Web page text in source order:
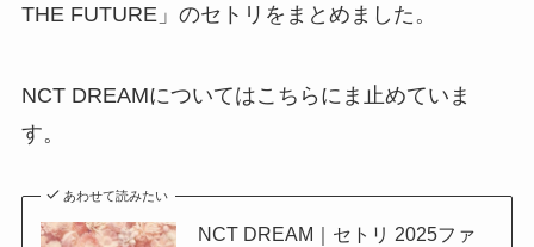
THE FUTURE」のセトリをまとめました。
NCT DREAMについてはこちらにま止めていま
す。
あわせて読みたい
NCT DREAM｜セトリ 2025ファ